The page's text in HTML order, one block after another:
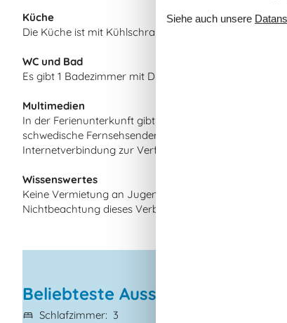
Küche
Die Küche ist mit Kühlschrank ausgestattet.
WC und Bad
Es gibt 1 Badezimmer mit Duschnische und 1 Toilette.
Multimedien
In der Ferienunterkunft gibt es 1 Fernseher mit Smart-
schwedische Fernsehsender. 1-3 norwegische
Internetverbindung zur Verfügung.
Wissenswertes
Keine Vermietung an Jugendgruppen, in denen alle
Nichtbeachtung dieses Verbots wird eine Gebühr von
Beliebteste Ausstattungen
Schlafzimmer
3
Siehe auch unsere